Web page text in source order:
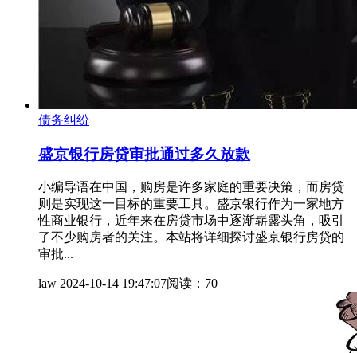
债务纠纷
盛京银行房贷审批通过多久放款
小编导语在中国，购房是许多家庭的重要决策，而房贷
则是实现这一目标的重要工具。盛京银行作为一家地方
性商业银行，近年来在房贷市场中逐渐崭露头角，吸引
了不少购房者的关注。本站将详细探讨盛京银行房贷的
审批...
law 2024-10-14 19:47:07阅读：70